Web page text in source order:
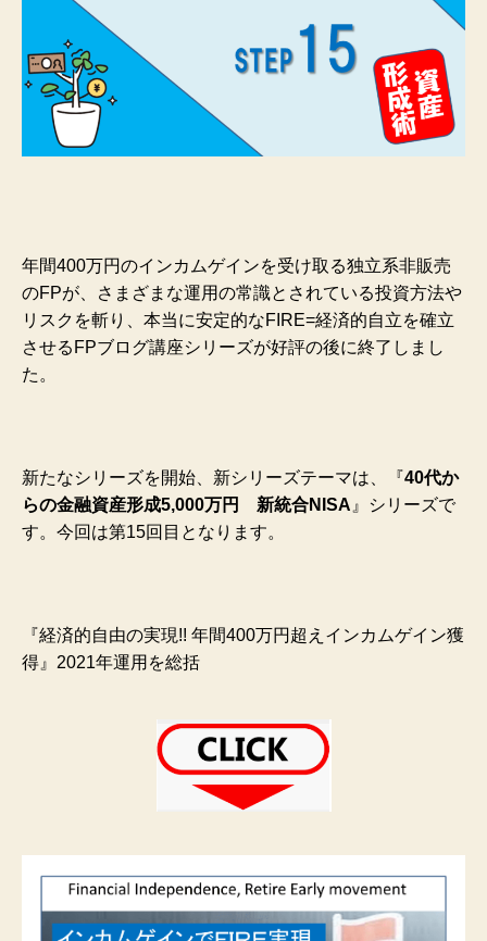
年間400万円のインカムゲインを受け取る独立系非販売
のFPが、さまざまな運用の常識とされている投資方法や
リスクを斬り、本当に安定的なFIRE=経済的自立を確立
させるFPブログ講座シリーズが好評の後に終了しまし
た。
新たなシリーズを開始、新シリーズテーマは、『40代か
らの金融資産形成5,000万円 新統合NISA 』シリーズで
す。今回は第15回目となります。
『経済的自由の実現!! 年間400万円超えインカムゲイン獲
得』2021年運用を総括